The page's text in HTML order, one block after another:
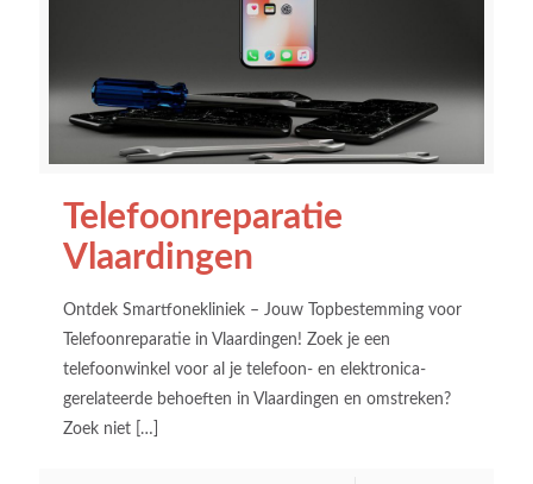
Telefoonreparatie
Vlaardingen
Ontdek Smartfonekliniek – Jouw Topbestemming voor
Telefoonreparatie in Vlaardingen! Zoek je een
telefoonwinkel voor al je telefoon- en elektronica-
gerelateerde behoeften in Vlaardingen en omstreken?
Zoek niet […]